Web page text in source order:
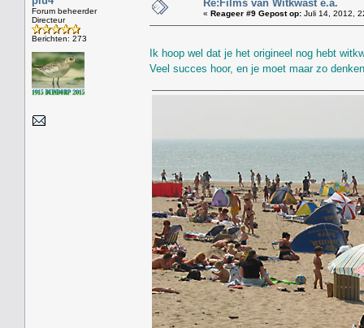
Forum beheerder
Directeur
Berichten: 273
Re:Films van Witkwast e.a.
« Reageer #9 Gepost op: Juli 14, 2012,
Ik hoop wel dat je het origineel nog hebt
Veel succes hoor, en je moet maar zo